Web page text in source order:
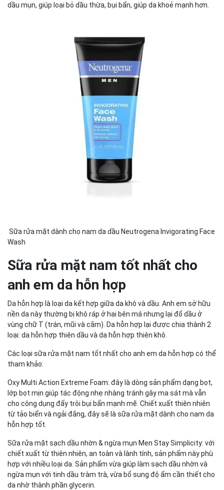
dầu mụn, giúp loại bỏ dầu thừa, bụi bẩn, giúp da khoẻ mạnh hơn.
Sữa rửa mặt dành cho nam da dầu Neutrogena Invigorating Face
Wash
Sữa rửa mặt nam tốt nhất cho
anh em da hỗn hợp
Da hỗn hợp là loại da kết hợp giữa da khô và dầu. Anh em sở hữu
nền da này thường bị khô ráp ở hai bên má nhưng lại đổ dầu ở
vùng chữ T (trán, mũi và cằm). Da hỗn hợp lại được chia thành 2
loại: da hỗn hợp thiên dầu và da hỗn hợp thiên khô.
Các loại sữa rửa mặt nam tốt nhất cho anh em da hỗn hợp có thể
tham khảo:
Oxy Multi Action Extreme Foam: đây là dòng sản phẩm dạng bọt,
lớp bọt mịn giúp tác động nhẹ nhàng tránh gây ma sát mà vẫn
cho công dụng đẩy trôi bụi bẩn mạnh mẽ. Chiết xuất thiên nhiên
từ tảo biển và ngải đắng, đây sẽ là sữa rửa mặt dành cho nam da
hỗn hợp tốt.
Sữa rửa mặt sạch dầu nhờn & ngừa mụn Men Stay Simplicity: với
chiết xuất từ thiên nhiên, an toàn và lành tính, sản phẩm này phù
hợp với nhiều loại da. Sản phẩm vừa giúp làm sạch dầu nhờn và
ngừa mụn với tinh dầu tràm trà, vừa bổ sung độ ẩm cần thiết cho
da nhờ thành phần glycerin.